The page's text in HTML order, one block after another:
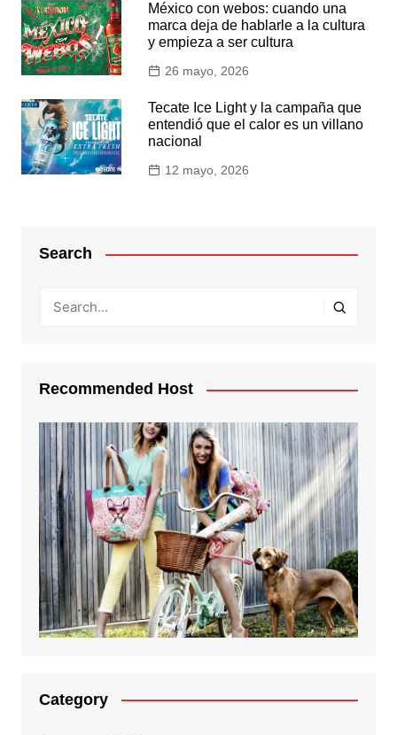
México con webos: cuando una
marca deja de hablarle a la cultura
y empieza a ser cultura
26 mayo, 2026
Tecate Ice Light y la campaña que
entendió que el calor es un villano
nacional
12 mayo, 2026
Search
Recommended Host
Category